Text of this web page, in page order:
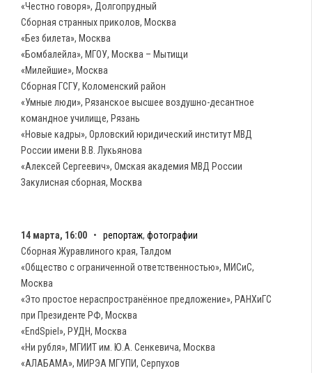
«Честно говоря», Долгопрудный
Сборная странных приколов, Москва
«Без билета», Москва
«Бомбалейла», МГОУ, Москва – Мытищи
«Милейшие», Москва
Сборная ГСГУ, Коломенский район
«Умные люди», Рязанское высшее воздушно-десантное
командное училище, Рязань
«Новые кадры», Орловский юридический институт МВД
России имени В.В. Лукьянова
«Алексей Сергеевич», Омская академия МВД России
Закулисная сборная, Москва
14 марта, 16:00 • репортаж, фотографии
Сборная Журавлиного края, Талдом
«Общество с ограниченной ответственностью», МИСиС,
Москва
«Это простое нераспространённое предложение», РАНХиГС
при Президенте РФ, Москва
«EndSpiel», РУДН, Москва
«Ни рубля», МГИИТ им. Ю.А. Сенкевича, Москва
«АЛАБАМА», МИРЭА МГУПИ, Серпухов